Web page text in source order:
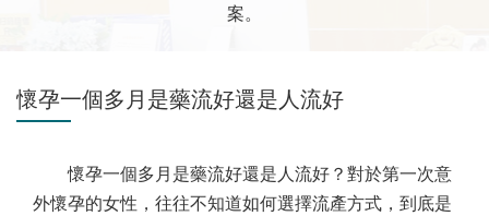
案。
懷孕一個多月是藥流好還是人流好
懷孕一個多月是藥流好還是人流好？對於第一次意
外懷孕的女性，往往不知道如何選擇流產方式，到底是